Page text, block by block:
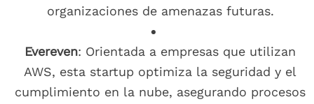
organizaciones de amenazas futuras.
Evereven: Orientada a empresas que utilizan
AWS, esta startup optimiza la seguridad y el
cumplimiento en la nube, asegurando procesos